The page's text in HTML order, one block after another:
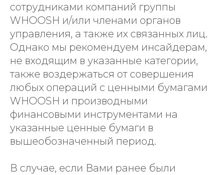
сотрудниками компаний группы
WHOOSH и/или членами органов
управления, а также их связанных лиц.
Однако мы рекомендуем инсайдерам,
не входящим в указанные категории,
также воздержаться от совершения
любых операций с ценными бумагами
WHOOSH и производными
финансовыми инструментами на
указанные ценные бумаги в
вышеобозначенный период.
В случае, если Вами ранее были